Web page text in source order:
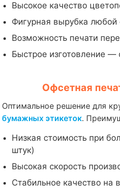
Высокое качество
Фигурная вырубка любой
Возможность печати
Быстрое изготовление —
Офсетная
Оптимальное решение для
бумажных этикеток.
Низкая стоимость при
штук)
Высокая скорость
Стабильное качество на